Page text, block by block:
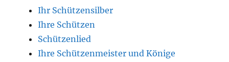
Ihr Schützensilber
Ihre Schützen
Schützenlied
Ihre Schützenmeister und Könige